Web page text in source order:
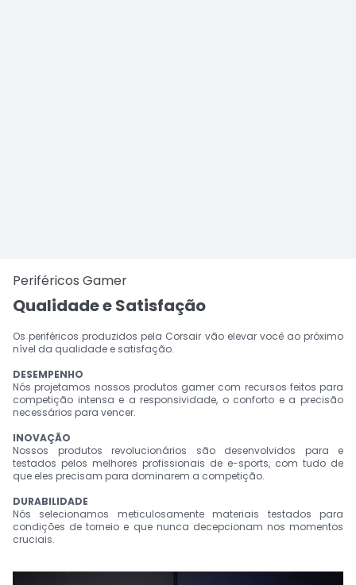
Periféricos Gamer
Qualidade e Satisfação
Os periféricos produzidos pela Corsair vão elevar você ao próximo
nível da qualidade e satisfação.
DESEMPENHO
Nós projetamos nossos produtos gamer com recursos feitos para
competição intensa e a responsividade, o conforto e a precisão
necessários para vencer.
INOVAÇÃO
Nossos produtos revolucionários são desenvolvidos para e
testados pelos melhores profissionais de e-sports, com tudo de
que eles precisam para dominarem a competição.
DURABILIDADE
Nós selecionamos meticulosamente materiais testados para
condições de torneio e que nunca decepcionam nos momentos
cruciais.